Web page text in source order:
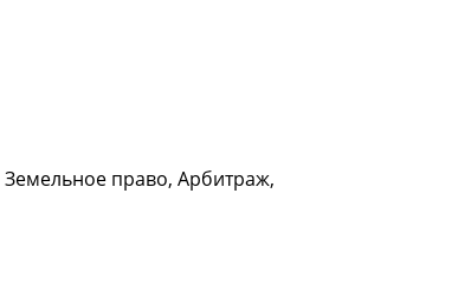
право, Арбитраж,